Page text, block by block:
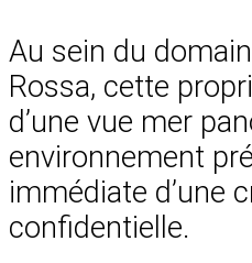
Au sein du
Rossa, cette
d’une vue mer
environnement
immédiate d’une
confidentielle.